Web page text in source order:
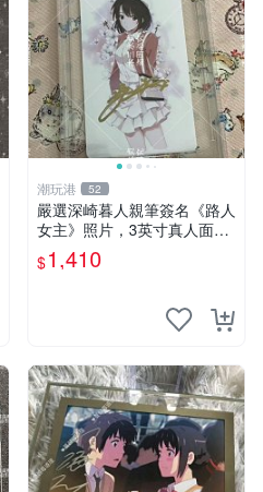
潮玩港 52
嚴選深崎暮人親筆簽名《路人
女主》照片，3英寸真人面簽
收藏級別 路人女主 深崎暮人
照片
$1,410